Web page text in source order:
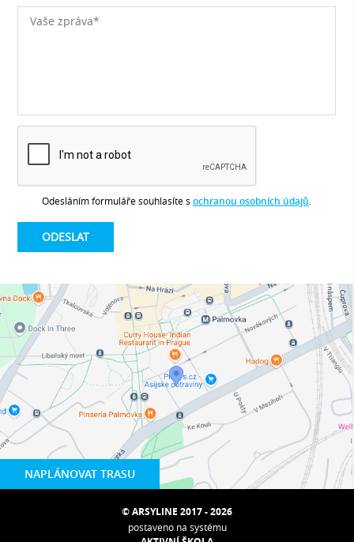
NAPLÁNOVAT TRASU
Odesláním formuláře souhlasíte s ochranou osobních údajů
© ARSYLINE 2017 - 2026
postaveno na systému